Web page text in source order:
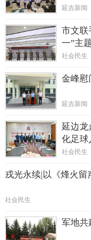
延吉新闻
市文联
一”主
社会民生
金峰慰
延吉新闻
延边
化足球
社会民生
戎光永续|以《烽火
社会民生
军地共